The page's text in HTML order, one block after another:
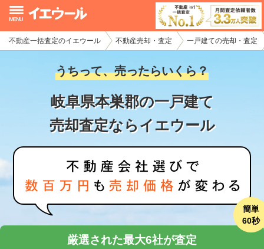
不動産一括査定のイエウール 不動産売却・査定 一戸建ての売却・査定
うちって、売ったらいくら？
岐阜県本巣郡の一戸建て
売却査定ならイエウール
簡単
60秒
厳選された最大6社が査定
イエウール加盟希望の不動産会社様
初めての方へ
不動産売却の流れ
不動産の売却・一括査定
家査定シミュレーター
お問い合わせ